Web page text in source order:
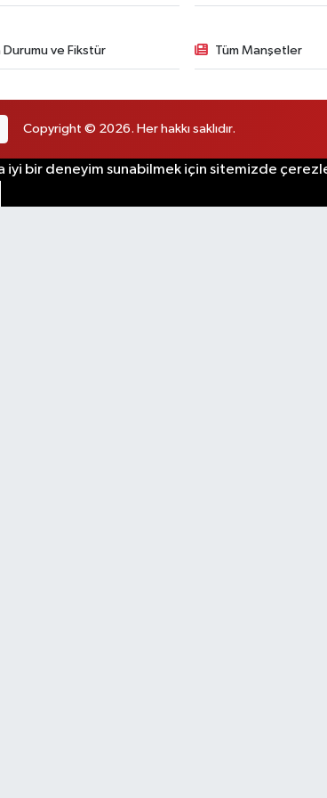
Durumu ve Fikstür Tüm Manşetler
Copyright © 2026. Her hakkı saklıdır.
iyi bir deneyim sunabilmek için sitemizde